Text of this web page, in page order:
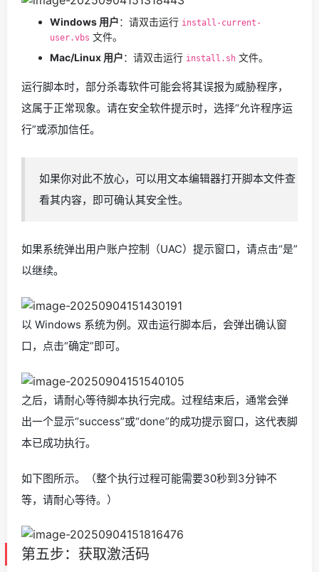
Windows 用户：请双击运行 install-current-
user.vbs 文件。
Mac/Linux 用户：请双击运行 install.sh 文件。
运行脚本时，部分杀毒软件可能会将其误报为威胁程序，
这属于正常现象。请在安全软件提示时，选择“允许程序运
行”或添加信任。
如果你对此不放心，可以用文本编辑器打开脚本文件查
看其内容，即可确认其安全性。
如果系统弹出用户账户控制（UAC）提示窗口，请点击“是”
以继续。
以 Windows 系统为例。双击运行脚本后，会弹出确认窗
口，点击“确定”即可。
之后，请耐心等待脚本执行完成。过程结束后，通常会弹
出一个显示“success”或“done”的成功提示窗口，这代表脚
本已成功执行。
如下图所示。（整个执行过程可能需要30秒到3分钟不
等，请耐心等待。）
第五步：获取激活码